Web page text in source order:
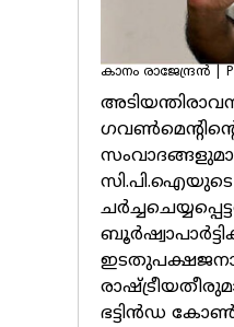
കാനം രാജേന്ദ്രൻ |
സി.പി.ഐയുടെ
ഭട്ടിന്‍ഡ